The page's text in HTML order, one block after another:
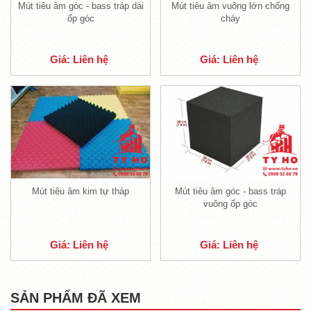
Keo dán và mút tiêu âm
Có hai loại keo chính, đó là keo xịt dán đa
năng và keo dán mút tiêu âm dạng bọt xốp.
Chi tiết như sau:
- Keo xịt dán đa năng là loại keo chuyên dùng
với mục đích kết dính mút tiêu âm cực mạnh.
mau khô, đem đến khả năng kết dính cực tốt
Mút tiêu âm góc - bass tráp dài
ốp góc
Giá: Liên hệ
Mút tiêu âm vuông lớn chống
cháy
Giá: Liên hệ
Mút tiêu âm kim tự tháp
Giá: Liên hệ
Mút tiêu âm góc - bass tráp
vuông ốp góc
Giá: Liên hệ
SẢN PHẨM ĐÃ XEM